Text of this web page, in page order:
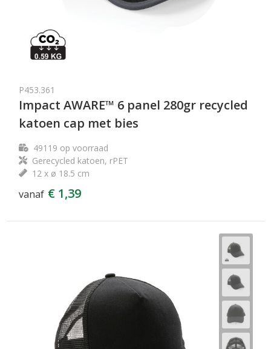
P453.361
Impact AWARE™ 6 panel 280gr recycled
katoen cap met bies
49119 op voorraad
Gerecycled katoen, rPET
12 x ø 18.5 cm
vanaf € 1,39